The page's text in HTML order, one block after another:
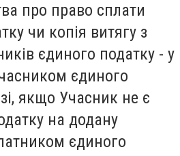
про право сплати
чи копія витягу з
єдиного податку - у
єдиного
якщо Учасник не є
на додану
єдиного